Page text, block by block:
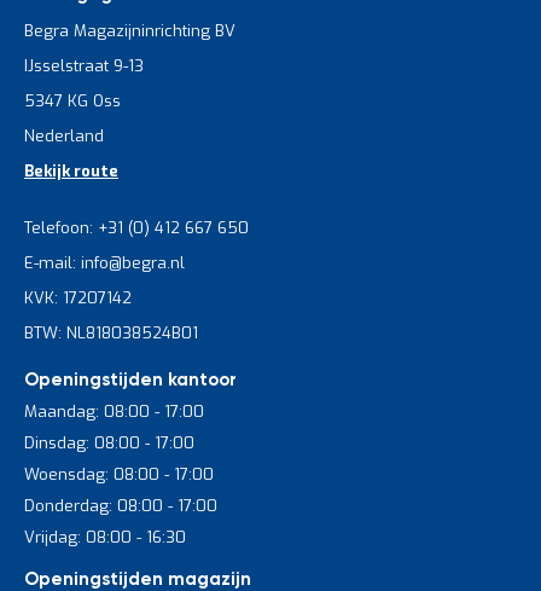
Begra Magazijninrichting BV
IJsselstraat 9-13
5347 KG Oss
Nederland
Bekijk route
Telefoon: +31 (0) 412 667 650
E-mail: info@begra.nl
KVK: 17207142
BTW: NL818038524B01
Openingstijden kantoor
Maandag: 08:00 - 17:00
Dinsdag: 08:00 - 17:00
Woensdag: 08:00 - 17:00
Donderdag: 08:00 - 17:00
Vrijdag: 08:00 - 16:30
Openingstijden magazijn